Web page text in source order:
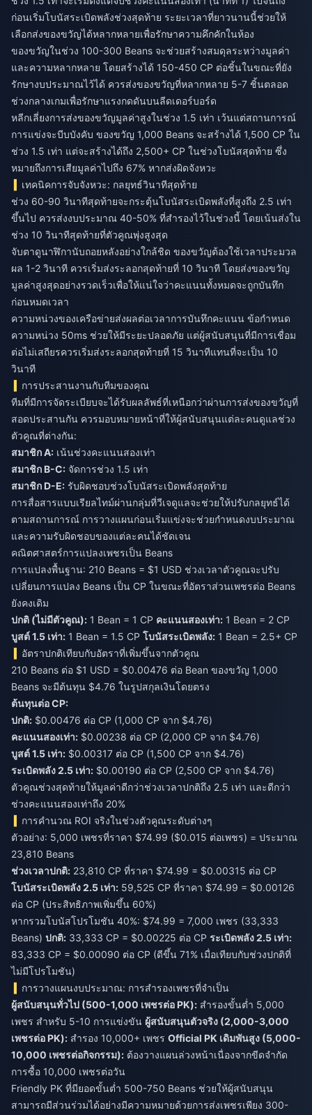
ก่อนเริ่มโบนัสระเบิดพลังช่วงสุดท้าย ระยะเวลาที่ยาวนานนี้ช่วยให้
เลือกส่งของขวัญได้หลากหลายเพื่อรักษาความคึกคักในห้อง
ของขวัญในช่วง 100-300 Beans จะช่วยสร้างสมดุลระหว่างมูลค่า
และความหลากหลาย โดยสร้างได้ 150-450 CP ต่อชิ้นในขณะที่ยัง
รักษางบประมาณไว้ได้ ควรส่งของขวัญที่หลากหลาย 5-7 ชิ้นตลอด
ช่วงกลางเกมเพื่อรักษาแรงกดดันบนลีดเดอร์บอร์ด
หลีกเลี่ยงการส่งของขวัญมูลค่าสูงในช่วง 1.5 เท่า เว้นแต่สถานการณ์
การแข่งจะบีบบังคับ ของขวัญ 1,000 Beans จะสร้างได้ 1,500 CP ใน
ช่วง 1.5 เท่า แต่จะสร้างได้ถึง 2,500+ CP ในช่วงโบนัสสุดท้าย ซึ่ง
หมายถึงการเสียมูลค่าไปถึง 67% หากส่งผิดจังหวะ
เทคนิคการจับจังหวะ: กลยุทธ์วินาทีสุดท้าย
ช่วง 60-90 วินาทีสุดท้ายจะกระตุ้นโบนัสระเบิดพลังที่สูงถึง 2.5 เท่า
ขึ้นไป ควรส่งงบประมาณ 40-50% ที่สำรองไว้ในช่วงนี้ โดยเน้นส่งใน
ช่วง 10 วินาทีสุดท้ายที่ตัวคูณพุ่งสูงสุด
จับตาดูนาฬิกานับถอยหลังอย่างใกล้ชิด ของขวัญต้องใช้เวลาประมวล
ผล 1-2 วินาที ควรเริ่มส่งระลอกสุดท้ายที่ 10 วินาที โดยส่งของขวัญ
มูลค่าสูงสุดอย่างรวดเร็วเพื่อให้แน่ใจว่าคะแนนทั้งหมดจะถูกบันทึก
ก่อนหมดเวลา
ความหน่วงของเครือข่ายส่งผลต่อเวลาการบันทึกคะแนน ข้อกำหนด
ความหน่วง 50ms ช่วยให้มีระยะปลอดภัย แต่ผู้สนับสนุนที่มีการเชื่อม
ต่อไม่เสถียรควรเริ่มส่งระลอกสุดท้ายที่ 15 วินาทีแทนที่จะเป็น 10
วินาที
การประสานงานกับทีมของคุณ
ทีมที่มีการจัดระเบียบจะได้รับผลลัพธ์ที่เหนือกว่าผ่านการส่งของขวัญที่
สอดประสานกัน ควรมอบหมายหน้าที่ให้ผู้สนับสนุนแต่ละคนดูแลช่วง
ตัวคูณที่ต่างกัน:
สมาชิก A: เน้นช่วงคะแนนสองเท่า
สมาชิก B-C: จัดการช่วง 1.5 เท่า
สมาชิก D-E: รับผิดชอบช่วงโบนัสระเบิดพลังสุดท้าย
การสื่อสารแบบเรียลไทม์ผ่านกลุ่มที่วีเจดูแลจะช่วยให้ปรับกลยุทธ์ได้
ตามสถานการณ์ การวางแผนก่อนเริ่มแข่งจะช่วยกำหนดงบประมาณ
และความรับผิดชอบของแต่ละคนได้ชัดเจน
คณิตศาสตร์การแปลงเพชรเป็น Beans
การแปลงพื้นฐาน: 210 Beans = $1 USD ช่วงเวลาตัวคูณจะปรับ
เปลี่ยนการแปลง Beans เป็น CP ในขณะที่อัตราส่วนเพชรต่อ Beans
ยังคงเดิม
ปกติ (ไม่มีตัวคูณ): 1 Bean = 1 CP คะแนนสองเท่า: 1 Bean = 2 CP
บูสต์ 1.5 เท่า: 1 Bean = 1.5 CP โบนัสระเบิดพลัง: 1 Bean = 2.5+ CP
อัตราปกติเทียบกับอัตราที่เพิ่มขึ้นจากตัวคูณ
210 Beans ต่อ $1 USD = $0.00476 ต่อ Bean ของขวัญ 1,000
Beans จะมีต้นทุน $4.76 ในรูปสกุลเงินโดยตรง
ต้นทุนต่อ CP:
ปกติ: $0.00476 ต่อ CP (1,000 CP จาก $4.76)
คะแนนสองเท่า: $0.00238 ต่อ CP (2,000 CP จาก $4.76)
บูสต์ 1.5 เท่า: $0.00317 ต่อ CP (1,500 CP จาก $4.76)
ระเบิดพลัง 2.5 เท่า: $0.00190 ต่อ CP (2,500 CP จาก $4.76)
ตัวคูณช่วงสุดท้ายให้มูลค่าดีกว่าช่วงเวลาปกติถึง 2.5 เท่า และดีกว่า
ช่วงคะแนนสองเท่าถึง 20%
การคำนวณ ROI จริงในช่วงตัวคูณระดับต่างๆ
ตัวอย่าง: 5,000 เพชรที่ราคา $74.99 ($0.015 ต่อเพชร) = ประมาณ
23,810 Beans
ช่วงเวลาปกติ: 23,810 CP ที่ราคา $74.99 = $0.00315 ต่อ CP
โบนัสระเบิดพลัง 2.5 เท่า: 59,525 CP ที่ราคา $74.99 = $0.00126
ต่อ CP (ประสิทธิภาพเพิ่มขึ้น 60%)
หากรวมโบนัสโปรโมชัน 40%: $74.99 = 7,000 เพชร (33,333
Beans) ปกติ: 33,333 CP = $0.00225 ต่อ CP ระเบิดพลัง 2.5 เท่า:
83,333 CP = $0.00090 ต่อ CP (ดีขึ้น 71% เมื่อเทียบกับช่วงปกติที่
ไม่มีโปรโมชัน)
การวางแผนงบประมาณ: การสำรองเพชรที่จำเป็น
ผู้สนับสนุนทั่วไป (500-1,000 เพชรต่อ PK): สำรองขั้นต่ำ 5,000
เพชร สำหรับ 5-10 การแข่งขัน ผู้สนับสนุนตัวจริง (2,000-3,000
เพชรต่อ PK): สำรอง 10,000+ เพชร Official PK เดิมพันสูง (5,000-
10,000 เพชรต่อกิจกรรม): ต้องวางแผนล่วงหน้าเนื่องจากขีดจำกัด
การซื้อ 10,000 เพชรต่อวัน
Friendly PK ที่มียอดขั้นต่ำ 500-750 Beans ช่วยให้ผู้สนับสนุน
สามารถมีส่วนร่วมได้อย่างมีความหมายด้วยการส่งเพชรเพียง 300-